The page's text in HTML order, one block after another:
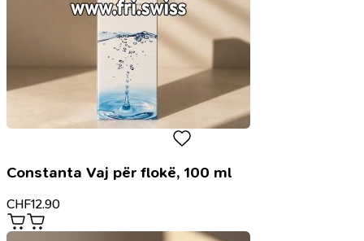
Constanta Vaj për flokë, 100 ml
CHF12.90